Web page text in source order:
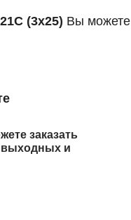
(3x25) Вы можете
заказать
выходных и